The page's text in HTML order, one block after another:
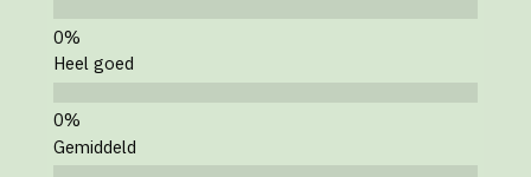
Heel goed
Gemiddeld